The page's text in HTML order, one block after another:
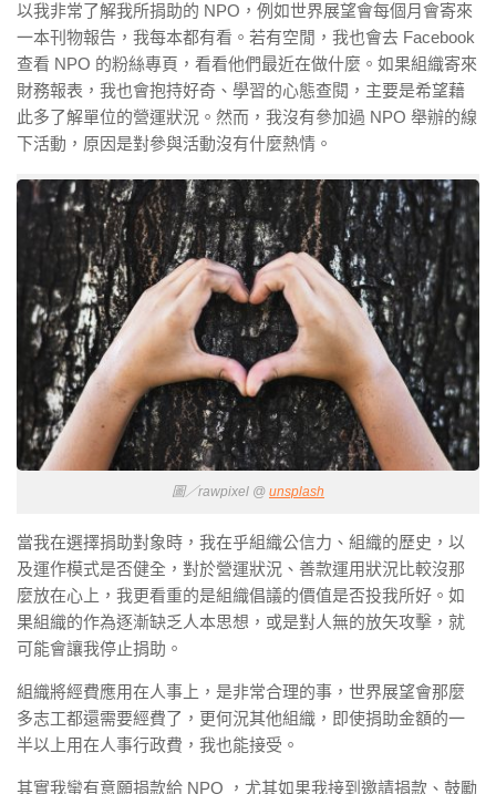
以我非常了解我所捐助的 NPO，例如世界展望會每個月會寄來
一本刊物報告，我每本都有看。若有空閒，我也會去 Facebook
查看 NPO 的粉絲專頁，看看他們最近在做什麼。如果組織寄來
財務報表，我也會抱持好奇、學習的心態查閱，主要是希望藉
此多了解單位的營運狀況。然而，我沒有參加過 NPO 舉辦的線
下活動，原因是對參與活動沒有什麼熱情。
圖／rawpixel @ unsplash
當我在選擇捐助對象時，我在乎組織公信力、組織的歷史，以
及運作模式是否健全，對於營運狀況、善款運用狀況比較沒那
麼放在心上，我更看重的是組織倡議的價值是否投我所好。如
果組織的作為逐漸缺乏人本思想，或是對人無的放矢攻擊，就
可能會讓我停止捐助。
組織將經費應用在人事上，是非常合理的事，世界展望會那麼
多志工都還需要經費了，更何況其他組織，即使捐助金額的一
半以上用在人事行政費，我也能接受。
其實我蠻有意願捐款給 NPO ，尤其如果我接到邀請捐款、鼓勵